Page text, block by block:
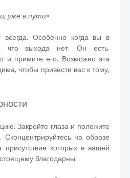
уже в пути»
всегда. Особенно когда вы в
что выхода нет. Он есть.
и примите его. Возможно эта
чтобы привести вас к тому,
Закройте глаза и положите
Сконцентрируйтесь на образе
которых в вашей
благодарны.